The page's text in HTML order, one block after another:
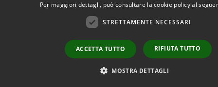
Per maggiori dettagli, può consultare la cookie policy al
STRETTAMENTE NECESSARI
ACCETTA TUTTO RIFIUTA TUTTO
MOSTRA DETTAGLI